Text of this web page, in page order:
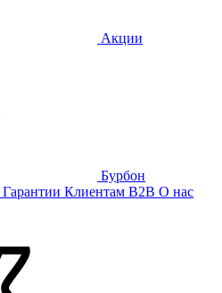
Акции
Бурбон
Гарантии Клиентам B2B О нас